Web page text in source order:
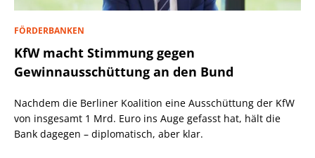
FÖRDERBANKEN
KfW macht Stimmung gegen
Gewinnausschüttung an den Bund
Nachdem die Berliner Koalition eine Ausschüttung der KfW
von insgesamt 1 Mrd. Euro ins Auge gefasst hat, hält die
Bank dagegen – diplomatisch, aber klar.